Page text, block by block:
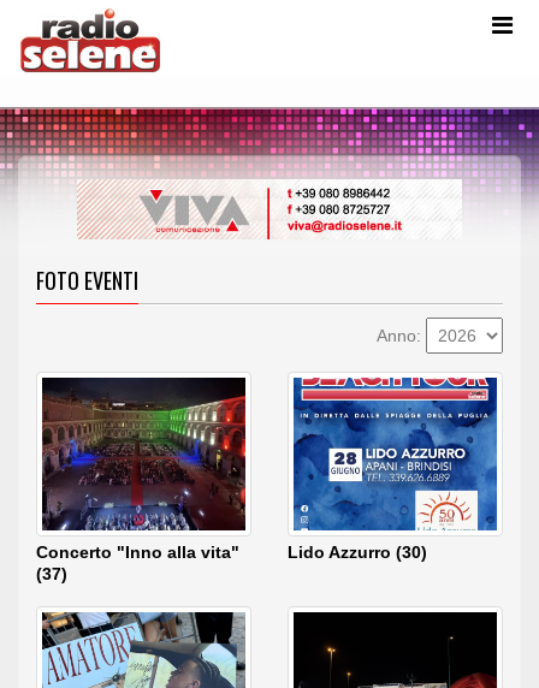
Anno:
FOTO EVENTI
Concerto "Inno alla vita"
(37)
Lido Azzurro (30)